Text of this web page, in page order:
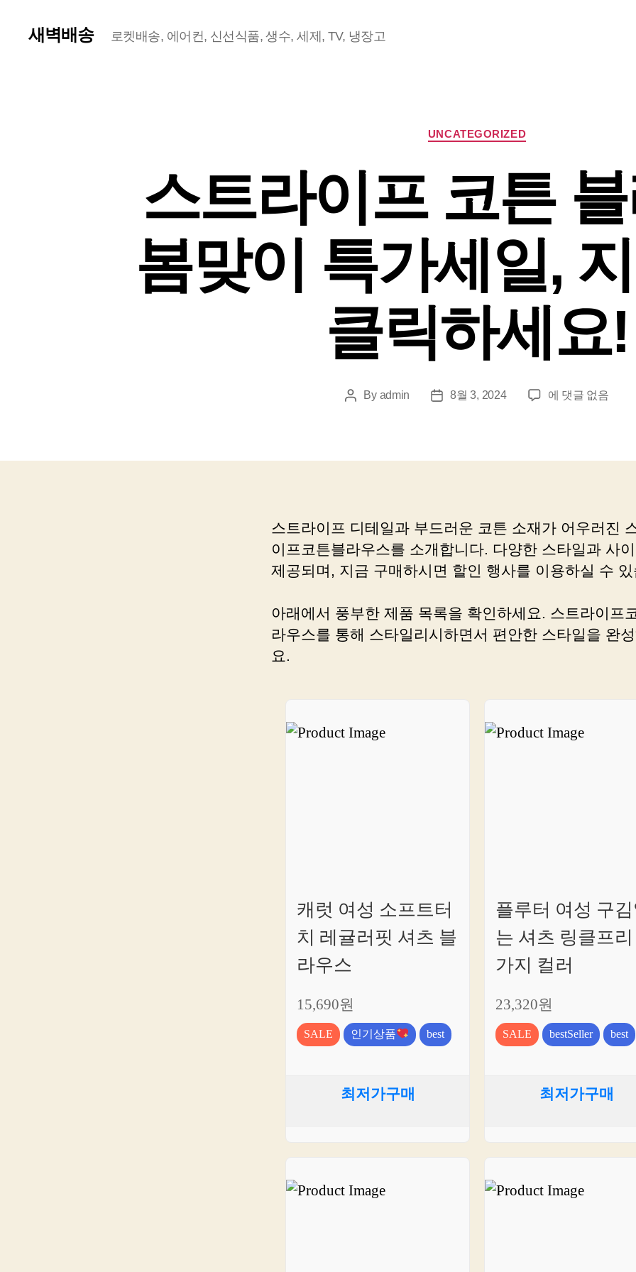
새벽배송 로켓배송, 에어컨, 신선식품, 생수, 세제, TV, 냉장고
Categories
UNCATEGORIZED
스트라이프 코튼
봄맞이 특가세일,
클릭하세요!
PostBy admin
Post8월 3, 2024
스
프
라
우
스,
봄
이
특
지
바
에 댓글 없음
스트라이프 디테일과 부드러운 코튼 소재가 어우러진
이프코튼블라우스를 소개합니다. 다양한 스타일과 사
제공되며, 지금 구매하시면 할인 행사를 이용하실 수
아래에서 풍부한 제품 목록을 확인하세요. 스트라이프
라우스를 통해 스타일리시하면서 편안한 스타일을 완
요.
캐럿 여성 소프트터
치 레귤러핏 셔츠 블
라우스
15,690원
SALE 인기상품 best
최저가구매
플루터 여성 구
는 셔츠 링클프리
가지 컬러
23,320원
SALE bestSeller best
최저가구매